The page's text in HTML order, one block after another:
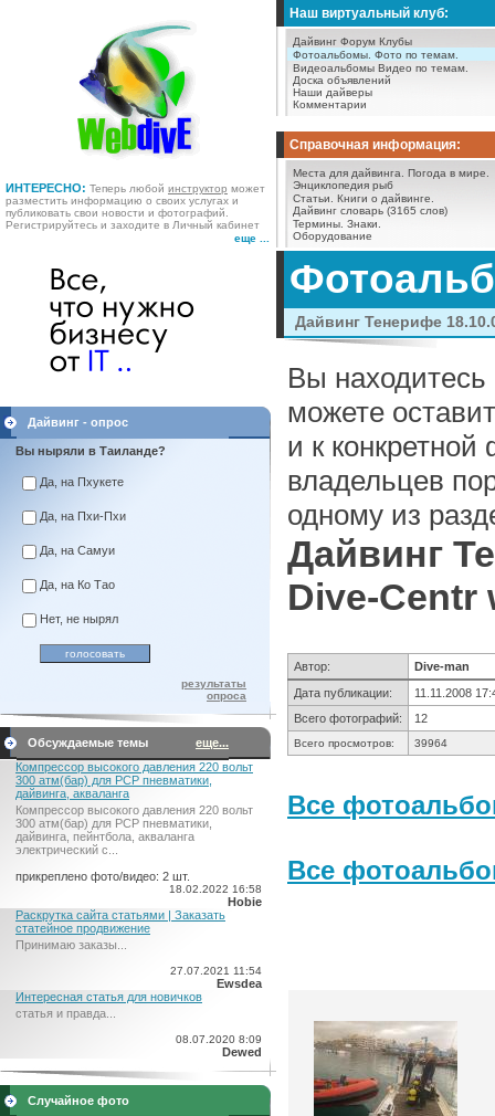
ИНТЕРЕСНО: Теперь любой инструктор может
разместить информацию о своих услугах и
публиковать свои новости и фотографий.
Регистрируйтесь и заходите в Личный кабинет
еще ...
Наш виртуальный клуб:
Дайвинг Форум Клубы
Фотоальбомы. Фото по темам.
Видеоальбомы Видео по темам.
Доска объявлений
Наши дайверы
Комментарии
Справочная информация:
Места для дайвинга.
Погода в мире.
Энциклопедия рыб
Статьи.
Книги о дайвинге.
Дайвинг словарь (3165 слов)
Термины. Знаки.
Оборудование
Дайвинг - опрос
Вы ныряли в Таиланде?
Да, на Пхукете
Да, на Пхи-Пхи
Да, на Самуи
Да, на Ко Тао
Нет, не нырял
результаты
опроса
Обсуждаемые темы
еще...
Компрессор высокого давления 220 вольт
300 атм(бар) для PCP пневматики,
дайвинга, акваланга
Компрессор высокого давления 220 вольт
300 атм(бар) для PCP пневматики,
дайвинга, пейнтбола, акваланга
электрический c...
прикреплено фото/видео: 2 шт.
18.02.2022 16:58
Hobie
Раскрутка сайта статьями | Заказать
статейное продвижение
Принимаю заказы...
27.07.2021 11:54
Ewsdea
Интересная статья для новичков
статья и правда...
08.07.2020 8:09
Dewed
Случайное фото
Дайвинг Тенерифе
Вы
можете
и к
владельцев
одному из
Дайвинг
Dive-Centr
Автор:
Dive-man
Дата публикации:
11.11.2008
Всего фотографий:
12
Всего просмотров: 39964
Все
Все